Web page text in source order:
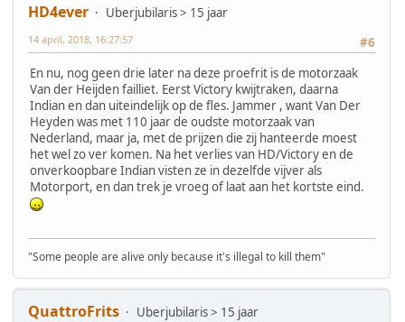
HD4ever
Uberjubilaris > 15 jaar
#6
14 april, 2018, 16:27:57
En nu, nog geen drie later na deze proefrit is de motorzaak
Van der Heijden failliet. Eerst Victory kwijtraken, daarna
Indian en dan uiteindelijk op de fles. Jammer , want Van Der
Heyden was met 110 jaar de oudste motorzaak van
Nederland, maar ja, met de prijzen die zij hanteerde moest
het wel zo ver komen. Na het verlies van HD/Victory en de
onverkoopbare Indian visten ze in dezelfde vijver als
Motorport, en dan trek je vroeg of laat aan het kortste eind.
"Some people are alive only because it's illegal to kill them"
QuattroFrits
Uberjubilaris > 15 jaar